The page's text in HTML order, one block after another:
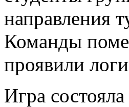
направления
Команды
проявили
Игра